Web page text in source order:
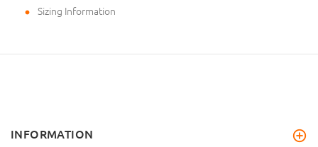
Sizing Information
INFORMATION